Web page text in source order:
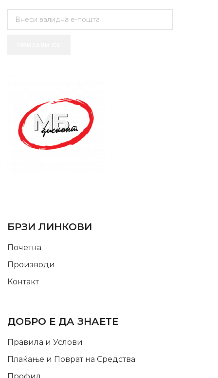
БРЗИ ЛИНКОВИ
Почетна
Производи
Контакт
ДОБРО Е ДА ЗНАЕТЕ
Правила и Услови
Плаќање и Поврат на Средства